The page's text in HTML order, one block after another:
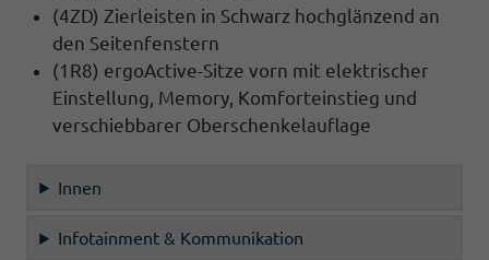
(4ZD) Zierleisten in Schwarz hochglänzend an
den Seitenfenstern
(1R8) ergoActive-Sitze vorn mit elektrischer
Einstellung, Memory, Komforteinstieg und
verschiebbarer Oberschenkelauflage
Innen
Infotainment & Kommunikation